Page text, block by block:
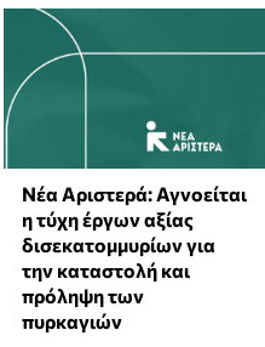
Νέα Αριστερά: Αγνοείται
η τύχη έργων αξίας
δισεκατομμυρίων για
την καταστολή και
πρόληψη των
πυρκαγιών